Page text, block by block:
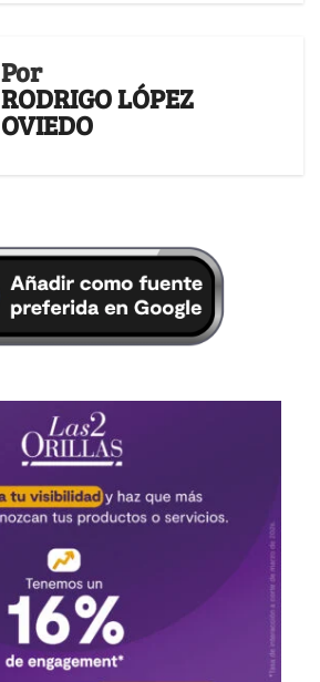
Por
RODRIGO LÓPEZ
OVIEDO